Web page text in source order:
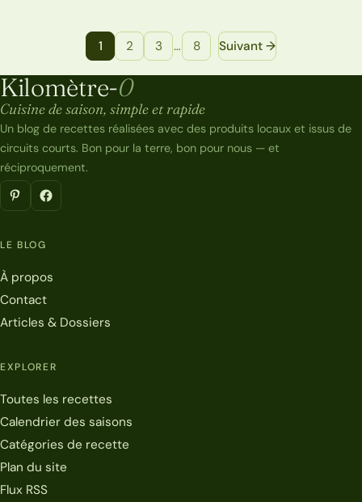
Navigation entre les pages de recettes
1 2 3 … 8 Suivant →
Kilomètre-0
Kilomètre-0
Cuisine de saison, simple et rapide
Un blog de recettes réalisées avec des produits locaux et issus de
circuits courts. Bon pour la terre, bon pour nous — et
réciproquement.
LE BLOG
À propos
Contact
Articles & Dossiers
EXPLORER
Toutes les recettes
Calendrier des saisons
Catégories de recette
Plan du site
Flux RSS